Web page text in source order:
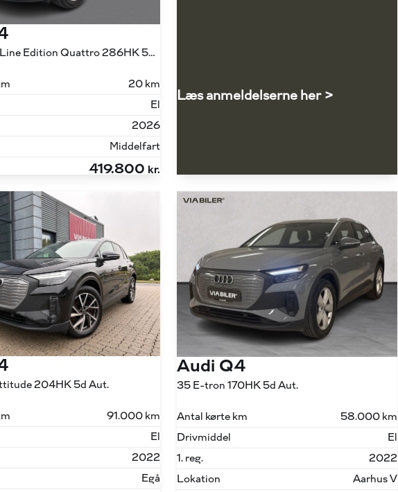
45 E-tron S Line Edition Quattro 286HK 5d Aut.
20 km
El
2026
Middelfart
419.800 kr.
Læs anmeldelserne her >
204HK 5d Aut.
91.000 km
El
2022
Egå
Audi Q4
35 E-tron 170HK 5d Aut.
Antal kørte km
58.000 km
Drivmiddel
El
1. reg.
2022
Lokation
Aarhus V